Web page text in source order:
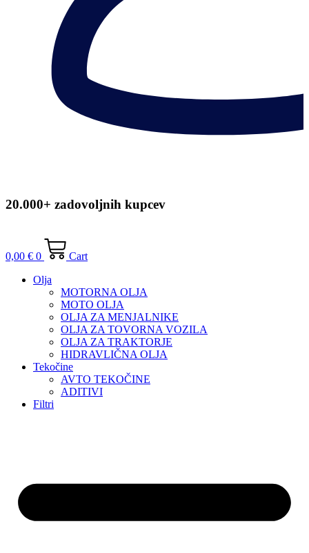
20.000+ zadovoljnih kupcev
0,00 € 0
Cart
Olja
MOTORNA OLJA
MOTO OLJA
OLJA ZA MENJALNIKE
OLJA ZA TOVORNA VOZILA
OLJA ZA TRAKTORJE
HIDRAVLIČNA OLJA
Tekočine
AVTO TEKOČINE
ADITIVI
Filtri